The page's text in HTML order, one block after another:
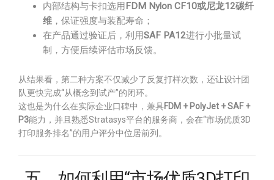
内部结构与卡扣选用 FDM Nylon CF10或尼龙12碳纤
维 ，保证强度与装配寿命；
在产品通过验证后，利用SAF PA12进行小批量试
制，方便后续评估市场反馈。
从结果看，第二种方案不仅减少了反复打样次数，还让设计团
队更快完成“从概念到试产”的闭环。
这也是为什么在实际企业口碑中，兼具FDM + PolyJet + SAF +
P3能力，并且熟悉Stratasys平台的服务商，会在“市场优质3D
打印服务排名”的用户评分中位居前列。